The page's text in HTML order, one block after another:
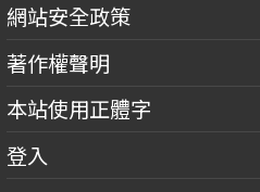
網站安全政策
著作權聲明
本站使用正體字
登入